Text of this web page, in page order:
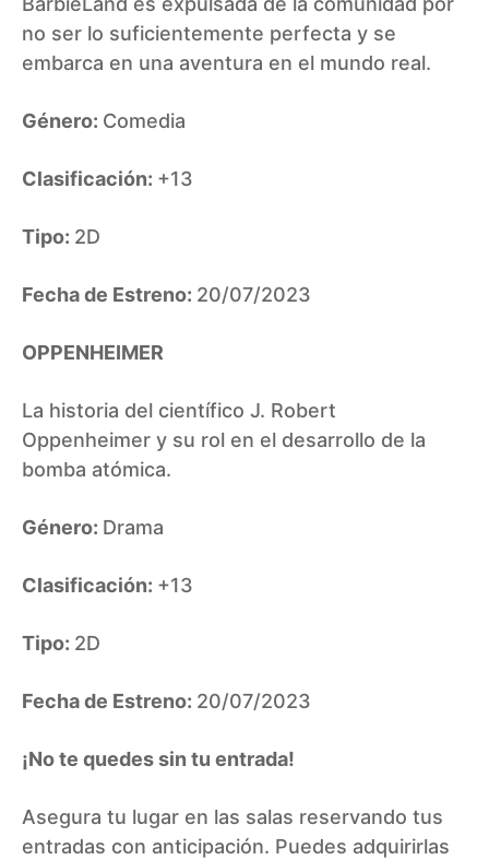
no ser lo suficientemente perfecta y se
embarca en una aventura en el mundo real.
Género: Comedia
Clasificación: +13
Tipo: 2D
Fecha de Estreno: 20/07/2023
OPPENHEIMER
La historia del científico J. Robert
Oppenheimer y su rol en el desarrollo de la
bomba atómica.
Género: Drama
Clasificación: +13
Tipo: 2D
Fecha de Estreno: 20/07/2023
¡No te quedes sin tu entrada!
Asegura tu lugar en las salas reservando tus
entradas con anticipación. Puedes adquirirlas